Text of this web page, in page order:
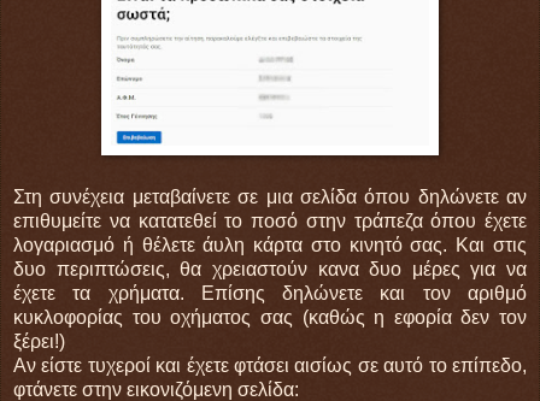
Στη συνέχεια μεταβαίνετε σε μια σελίδα όπου δηλώνετε αν
επιθυμείτε να κατατεθεί το ποσό στην τράπεζα όπου έχετε
λογαριασμό ή θέλετε άυλη κάρτα στο κινητό σας. Και στις
δυο περιπτώσεις, θα χρειαστούν κανα δυο μέρες για να
έχετε τα χρήματα. Επίσης δηλώνετε και τον αριθμό
κυκλοφορίας του οχήματος σας (καθώς η εφορία δεν τον
ξέρει!)
Αν είστε τυχεροί και έχετε φτάσει αισίως σε αυτό το επίπεδο,
φτάνετε στην εικονιζόμενη σελίδα: